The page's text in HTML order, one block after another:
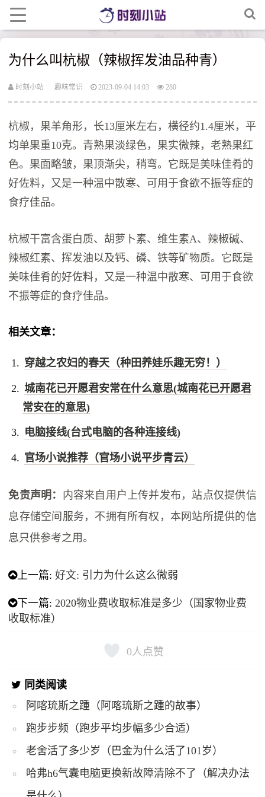
为什么叫杭椒（辣椒挥发油品种青）
时刻小站 趣味常识 2023-09-04 14:03 280
杭椒，果羊角形，长13厘米左右，横径约1.4厘米，平
均单果重10克。青熟果淡绿色，果实微辣，老熟果红
色。果面略皱，果顶渐尖，稍弯。它既是美味佳肴的
好佐料，又是一种温中散寒、可用于食欲不振等症的
食疗佳品。
杭椒干富含蛋白质、胡萝卜素、维生素A、辣椒碱、
辣椒红素、挥发油以及钙、磷、铁等矿物质。它既是
美味佳肴的好佐料，又是一种温中散寒、可用于食欲
不振等症的食疗佳品。
相关文章：
穿越之农妇的春天（种田养娃乐趣无穷！）
城南花已开愿君安常在什么意思(城南花已开愿君
常安在的意思)
电脑接线(台式电脑的各种连接线)
官场小说推荐（官场小说平步青云）
免责声明： 内容来自用户上传并发布，站点仅提供信
息存储空间服务，不拥有所有权，本网站所提供的信
息只供参考之用。
上一篇:好文: 引力为什么这么微弱
下一篇:2020物业费收取标准是多少（国家物业费
收取标准）
0人点赞
同类阅读
阿喀琉斯之踵（阿喀琉斯之踵的故事）
跑步步频（跑步平均步幅多少合适）
老舍活了多少岁（巴金为什么活了101岁）
哈弗h6气囊电脑更换新故障清除不了（解决办法